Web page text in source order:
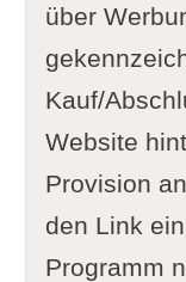
über
Kauf/
Website
Provision
den Link
Programm